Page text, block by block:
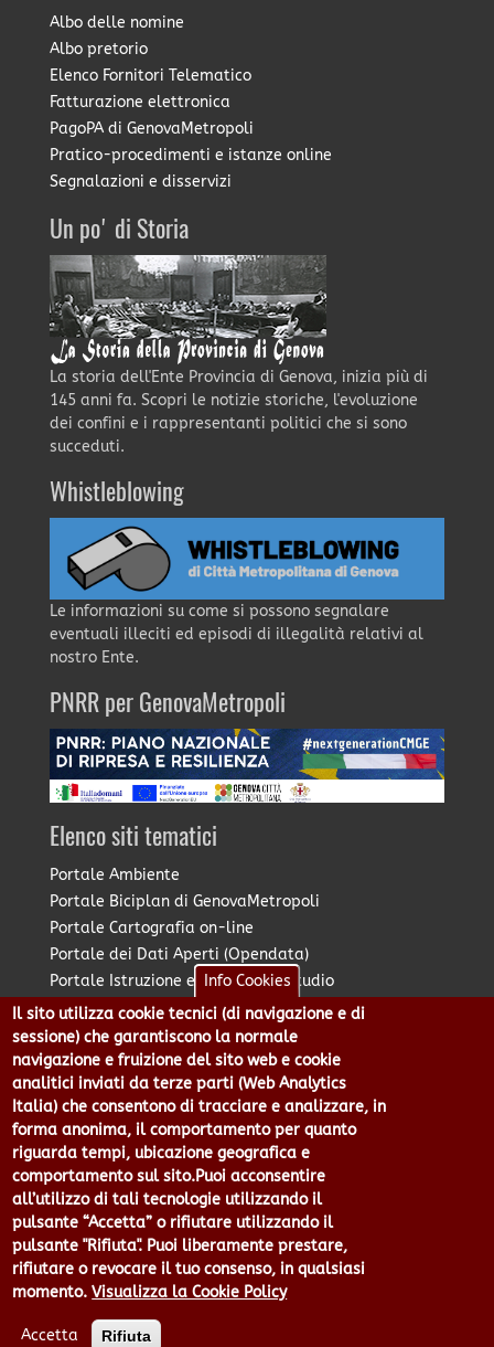
Albo delle nomine
Albo pretorio
Elenco Fornitori Telematico
Fatturazione elettronica
PagoPA di GenovaMetropoli
Pratico-procedimenti e istanze online
Segnalazioni e disservizi
Un po' di Storia
La storia dell'Ente Provincia di Genova, inizia più di
145 anni fa. Scopri le notizie storiche, l'evoluzione
dei confini e i rappresentanti politici che si sono
succeduti.
Whistleblowing
Le informazioni su come si possono segnalare
eventuali illeciti ed episodi di illegalità relativi al
nostro Ente.
PNRR per GenovaMetropoli
Elenco siti tematici
Portale Ambiente
Portale Biciplan di GenovaMetropoli
Portale Cartografia on-line
Portale dei Dati Aperti (Opendata)
Portale Istruzione e Diritto allo Studio
Portale Marketing Territoriale
Portale Piano Strategico Metropolitano
Portale PUMS di GenovaMetropoli
Portale Stazione Unica Appaltante
Pratico: procedimenti e istanze online
Città Metropolitana di Genova - Piazzale Mazzini 2 -16122 -
Genova | CF:80007350103 - P.Iva: 00949170104 | Codice IPA: cmge
Centralino 010 54991 Fax 010 5499244 URP 010 5499456
Num.Verde 800 509420 | P.E.C.:
pec@cert.cittametropolitana.genova.it
Privacy|Tecnologie e Accessibilità|Note Legali
sito Web
Info Cookies
Il sito utilizza cookie tecnici (di navigazione e di
sessione) che garantiscono la normale
navigazione e fruizione del sito web e cookie
analitici inviati da terze parti (Web Analytics
Italia) che consentono di tracciare e analizzare, in
forma anonima, il comportamento per quanto
riguarda tempi, ubicazione geografica e
comportamento sul sito.Puoi acconsentire
all’utilizzo di tali tecnologie utilizzando il
pulsante “Accetta” o rifiutare utilizzando il
pulsante "Rifiuta". Puoi liberamente prestare,
rifiutare o revocare il tuo consenso, in qualsiasi
momento. Visualizza la Cookie Policy
Accetta Rifiuta